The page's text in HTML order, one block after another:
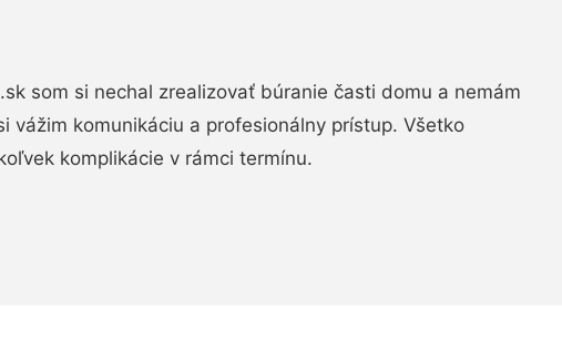
som si nechal zrealizovať búranie časti domu a nemám
vážim komunikáciu a profesionálny prístup. Všetko
komplikácie v rámci termínu.